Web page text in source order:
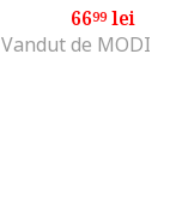
6699lei
Vandut de